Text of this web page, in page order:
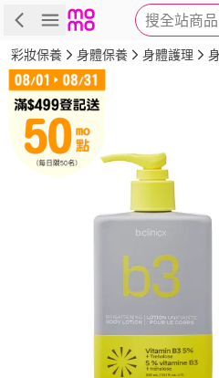
搜全站商品
商品 評價 詳情
彩妝保養 身體保養 身體護理